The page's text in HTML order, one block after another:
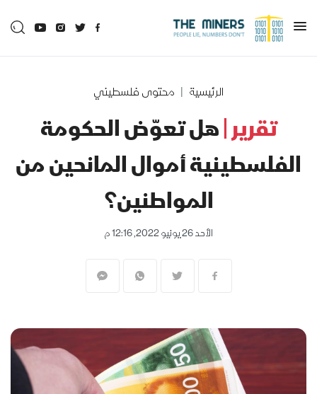
الرئيسية محتوى فلسطيني
تقرير |هل تعوّض الحكومة
الفلسطينية أموال المانحين من
المواطنين؟
الأحد 26 يونيو 2022, 12:16 م